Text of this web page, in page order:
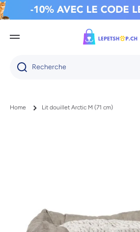
IGNORER ET PASSER AU CONTENU
Recherche
Home Lit douillet Arctic M (71 cm)